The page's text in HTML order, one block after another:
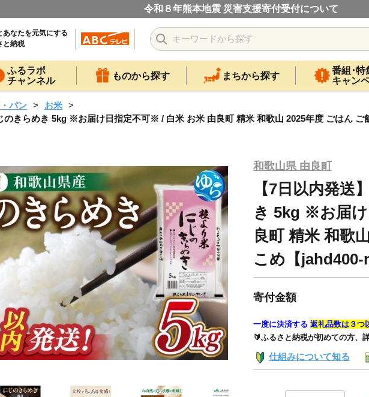
令和８年熊本地震 災害支援寄付受付について
あなたを元気にする
と納税
ふるラボ
チャンネル
ものから探す まちから探す
番組･特
キャン
パン
お米
のきらめき 5kg ※お届け日指定不可※ / 白米 お米 由良町 精米 和歌山 2025年度 ごはん ご
和歌山県 由良町
【7日以内発送
き 5kg ※お届
良町 精米 和歌
こめ【jahd400-
寄付金額
一度に決済する 返礼品数は３つ
🔰ふるさと納税が初めての方、
仕組みについて知る